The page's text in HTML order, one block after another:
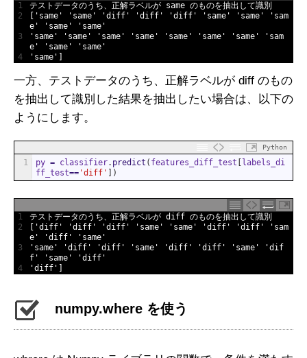
1
2
3
4
テストデータのうち、正解ラベルが same のものを抽出して識別
'same' 'same' 'diff' 'diff' 'diff' 'same' 'same'
'sam
e'
'same'
'same'
'same'
'same' 'same' 'same' 'same' 'same' 'same'
'sam
e'
'same'
'same'
'same'
一方、テストデータのうち、正解ラベルが diff のもの
を抽出して識別した結果を抽出したい場合は、以下の
ようにします。
Python
1 py = classifier. predict ( features_diff_test
labels_di
ff_test== 'diff' )
1
2
3
4
テストデータのうち、正解ラベルが diff のものを抽出して識別
'diff' 'diff' 'diff' 'same' 'same' 'diff' 'diff'
'sam
e'
'diff'
'same'
'same'
'diff' 'diff' 'same' 'diff' 'diff' 'same'
'dif
f'
'same'
'diff'
'diff'
numpy.where を使う